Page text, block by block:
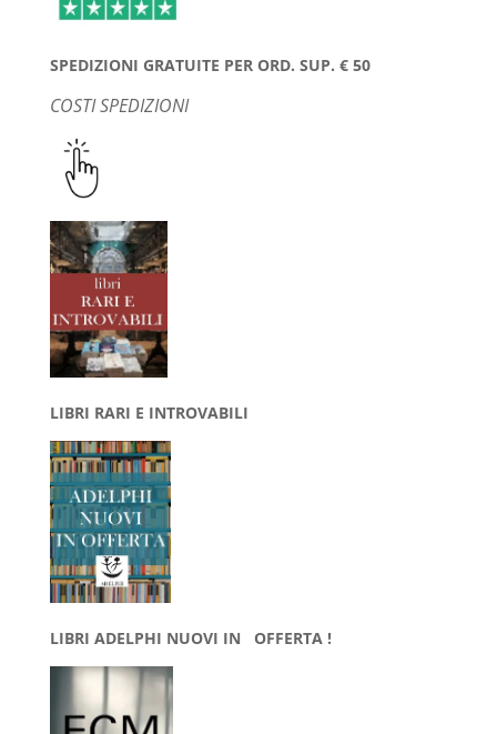
SPEDIZIONI GRATUITE PER ORD. SUP. € 50
COSTI SPEDIZIONI
LIBRI RARI E INTROVABILI
LIBRI ADELPHI NUOVI IN OFFERTA !